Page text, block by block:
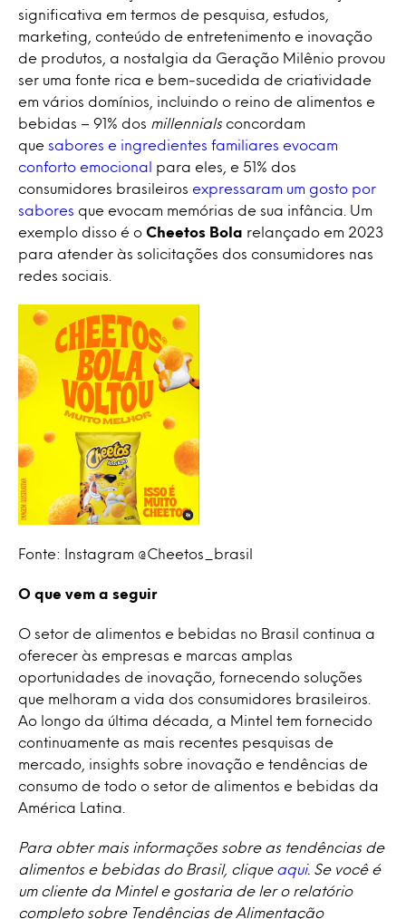
significativa em termos de pesquisa, estudos,
marketing, conteúdo de entretenimento e inovação
de produtos, a nostalgia da Geração Milênio provou
ser uma fonte rica e bem-sucedida de criatividade
em vários domínios, incluindo o reino de alimentos e
bebidas – 91% dos millennials concordam
que sabores e ingredientes familiares evocam
conforto emocional
para eles, e 51% dos
consumidores brasileiros expressaram um gosto por
sabores que evocam memórias de sua infância. Um
exemplo disso é o Cheetos Bola relançado em 2023
para atender às solicitações dos consumidores nas
redes sociais.
Fonte: Instagram @Cheetos_brasil
O que vem a seguir
O setor de alimentos e bebidas no Brasil continua a
oferecer às empresas e marcas amplas
oportunidades de inovação, fornecendo soluções
que melhoram a vida dos consumidores brasileiros.
Ao longo da última década, a Mintel tem fornecido
continuamente as mais recentes pesquisas de
mercado, insights sobre inovação e tendências de
consumo de todo o setor de alimentos e bebidas da
América Latina.
Para obter mais informações sobre as tendências de
alimentos e bebidas do Brasil, clique aqui. Se você é
um cliente da Mintel e gostaria de ler o relatório
completo sobre Tendências de Alimentação